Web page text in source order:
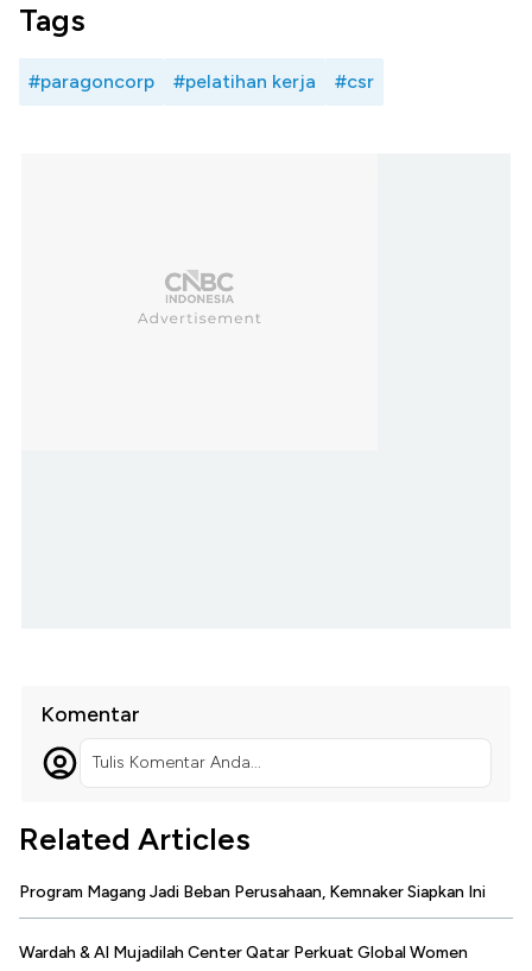
Tags
#paragoncorp #pelatihan kerja #csr
Komentar
Tulis Komentar Anda...
Related Articles
Program Magang Jadi Beban Perusahaan, Kemnaker Siapkan Ini
Wardah & Al Mujadilah Center Qatar Perkuat Global Women